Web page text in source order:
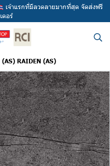
เจ้าแรกที่มีลวดลายมากที่สุด จัดส่งฟรี
ดอร์
(AS) RAIDEN (AS)